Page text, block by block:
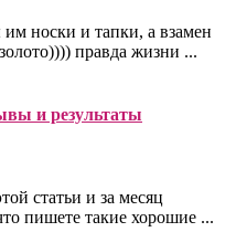
носки и тапки, а взамен
правда жизни ...
и результаты
статьи и за месяц
пишете такие хорошие ...